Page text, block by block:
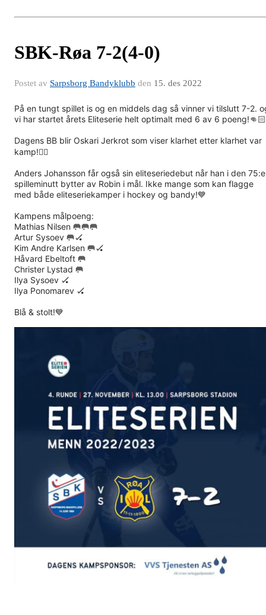
SBK-Røa 7-2(4-0)
Postet av Sarpsborg Bandyklubb den 15. des 2022
På en tungt spillet is og en middels dag så vinner vi tilslutt 7-2.
vi har startet årets Eliteserie helt optimalt med 6 av 6 poeng!👊🏻
Dagens BB blir Oskari Jerkrot som viser klarhet etter klarhet var
kamp!👍🏻
Anders Johansson får også sin eliteseriedebut når han i den 75:e
spilleminutt bytter av Robin i mål. Ikke mange som kan flagge
med både eliteseriekamper i hockey og bandy!💙
Kampens målpoeng:
Mathias Nilsen 🥅🥅🥅
Artur Sysoev 🥅🏑
Kim Andre Karlsen 🥅🏑
Håvard Ebeltoft 🥅
Christer Lystad 🥅
Ilya Sysoev 🏑
Ilya Ponomarev 🏑
Blå & stolt!💙